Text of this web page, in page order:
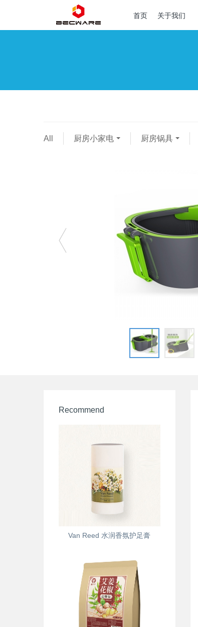
首页 关于我们
All 厨房小家电 厨房锅具
Recommend
Van Reed 水润香氛护足膏